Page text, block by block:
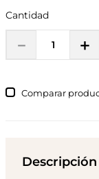
Cantidad
＋
－
Comparar
Descripción